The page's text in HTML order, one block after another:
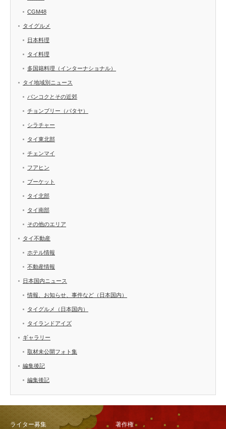
CGM48
タイグルメ
日本料理
タイ料理
多国籍料理（インターナショナル）
タイ地域別ニュース
バンコクとその近郊
チョンブリー（パタヤ）
シラチャー
タイ東北部
チェンマイ
フアヒン
プーケット
タイ北部
タイ南部
その他のエリア
タイ不動産
ホテル情報
不動産情報
日本国内ニュース
情報、お知らせ、事件など（日本国内）
タイグルメ（日本国内）
タイランドアイズ
ギャラリー
取材未公開フォト集
編集後記
編集後記
ライター募集 著作権